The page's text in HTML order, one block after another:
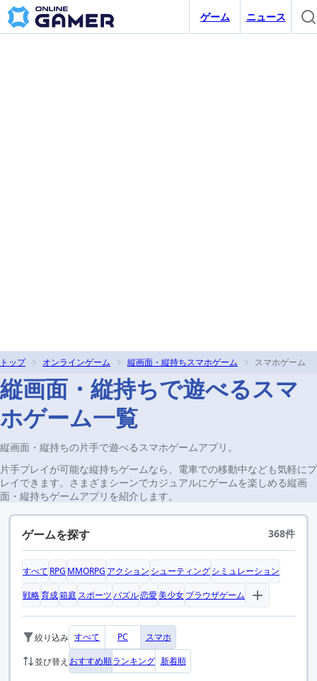
ゲーム ニュース
トップ オンラインゲーム 縦画面・縦持ちスマホゲーム スマホゲーム
縦画面・縦持ちで遊べるスマ
ホゲーム一覧
縦画面・縦持ちの片手で遊べるスマホゲームアプリ。
片手プレイが可能な縦持ちゲームなら、電車での移動中なども気軽にプ
レイできます。さまざまシーンでカジュアルにゲームを楽しめる縦画
面・縦持ちゲームアプリを紹介します。
ゲームを探す 368件
すべて RPG MMORPG アクション シューティングシミュレーション
戦略育成箱庭 スポーツパズル恋愛美少女ブラウザゲーム
絞り込み すべて PC スマホ
並び替え おすすめ順ランキング 新着順